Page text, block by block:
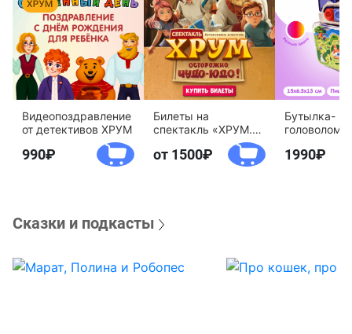
Видеопоздравление
от детективов ХРУМ
990
Билеты на
спектакль «ХРУМ.
Осторожно, Чудо-
Юдо!»
от 1500
Бутылка-
агентство
1990
Сказки и подкасты